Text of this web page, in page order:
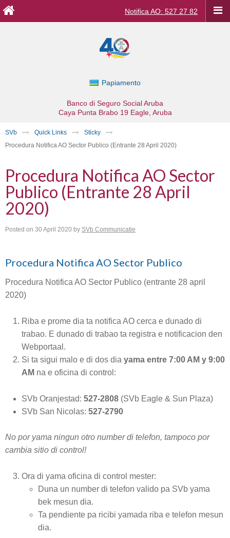
Notifica AO: 527 27 82
Papiamento
Banco di Seguro Social Aruba
Caya Punta Brabo 19 Eagle, Aruba
SVb Quick Links
Sticky
Procedura Notifica AO Sector Publico (Entrante 28 April 2020)
Procedura Notifica AO Sector
Publico (Entrante 28 April
2020)
Posted on 30 April 2020 by SVb Communicatie
Procedura Notifica AO Sector Publico
Procedura Notifica AO Sector Publico (entrante 28 april
2020)
Riba e prome dia ta notifica AO cerca e dunado di
trabao. E dunado di trabao ta registra e notificacion den
Webportaal.
Si ta sigui malo e di dos dia yama entre 7:00 AM y 9:00
AM na e oficina di control:
SVb Oranjestad: 527-2808 (SVb Eagle & Sun Plaza)
SVb San Nicolas: 527-2790
No por yama ningun otro number di telefon, tampoco por
cambia sitio di control!
Ora di yama oficina di control mester:
Duna un number di telefon valido pa SVb yama
bek mesun dia.
Ta pendiente pa ricibi yamada riba e telefon mesun
dia.